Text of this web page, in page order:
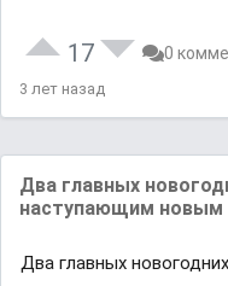
17 0
3 лет назад
Два главных
наступающим новым
Два главных